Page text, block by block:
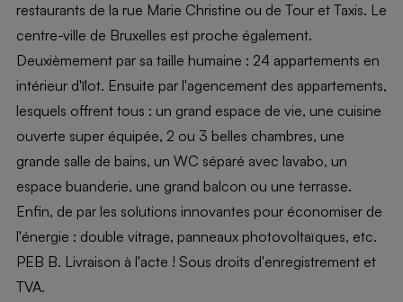
restaurants de la rue Marie Christine ou de Tour et Taxis. Le
centre-ville de Bruxelles est proche également.
Deuxièmement par sa taille humaine : 24 appartements en
intérieur d'îlot. Ensuite par l'agencement des appartements,
lesquels offrent tous : un grand espace de vie, une cuisine
ouverte super équipée, 2 ou 3 belles chambres, une
grande salle de bains, un WC séparé avec lavabo, un
espace buanderie, une grand balcon ou une terrasse.
Enfin, de par les solutions innovantes pour économiser de
l'énergie : double vitrage, panneaux photovoltaïques, etc.
PEB B. Livraison à l'acte ! Sous droits d'enregistrement et
TVA.